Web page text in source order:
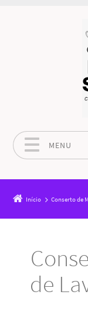
MENU
Início Conserto de
de